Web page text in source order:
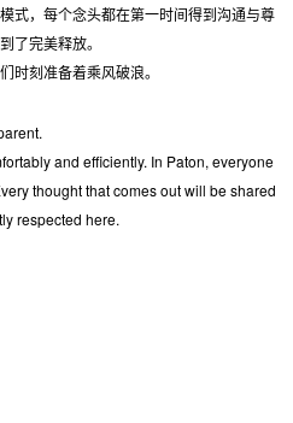
式，每个念头都在第一时间得到沟通与尊
了完美释放。
时刻准备着乘风破浪。
and efficiently. In Paton, everyone
thought that comes out will be shared
respected here.